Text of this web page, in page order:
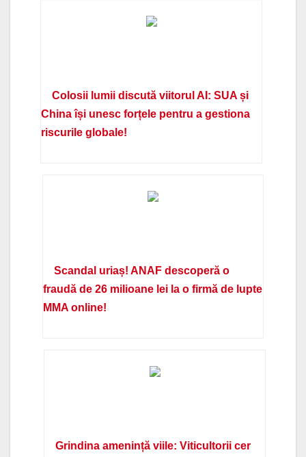
Colosii lumii discută viitorul AI: SUA și
China își unesc forțele pentru a gestiona
riscurile globale!
Scandal uriaș! ANAF descoperă o
fraudă de 26 milioane lei la o firmă de lupte
MMA online!
Grindina amenință viile: Viticultorii cer